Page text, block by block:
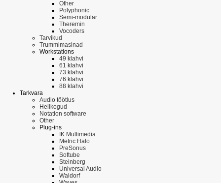
Other
Polyphonic
Semi-modular
Theremin
Vocoders
Tarvikud
Trummimasinad
Workstations
49 klahvi
61 klahvi
73 klahvi
76 klahvi
88 klahvi
Tarkvara
Audio töötlus
Helikogud
Notation software
Other
Plug-ins
IK Multimedia
Metric Halo
PreSonus
Softube
Steinberg
Universal Audio
Waldorf